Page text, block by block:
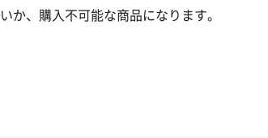
利用規約
か、購入不可能な商品になります。